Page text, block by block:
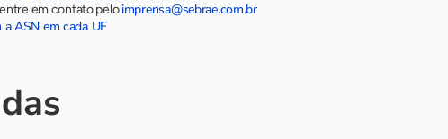
em contato peloimprensa@sebrae.com.br
a ASN em cada UF